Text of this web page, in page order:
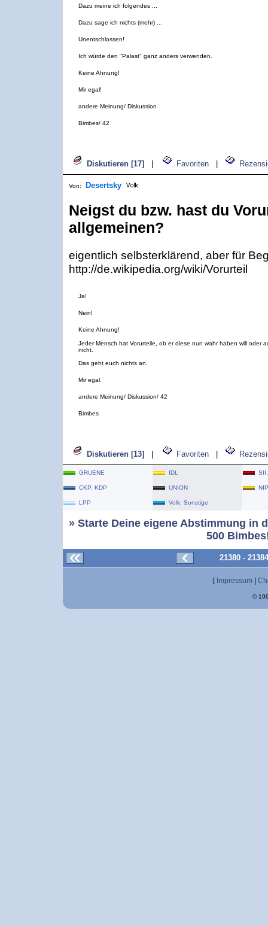
Dazu meine ich folgendes ...
Dazu sage ich nichts (mehr) ...
Unentschlossen!
Ich würde den "Palast" ganz anders verwenden.
Keine Ahnung!
Mir egal!
andere Meinung/ Diskussion
Bimbes/ 42
Diskutieren [17] Favoriten
Von: Desertsky
Neigst du bzw. hast du
allgemeinen?
eigentlich selbsterklärend, aber für
http://de.wikipedia.org/wiki/Vorurteil
Ja!
Nein!
Keine Ahnung!
Jeder Mensch hat Vorurteile, ob er diese nun wahr haben will oder
nicht.
Das geht euch nichts an.
Mir egal.
andere Meinung/ Diskussion/ 42
Bimbes
Diskutieren [13] Favoriten
GRUENE IDL
CKP, KDP UNION NIP
LPP Volk, Sonstige
» Starte Deine eigene Abstimmung in
500
21380 -
[ Impressum
©